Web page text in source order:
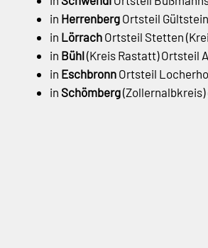
in Herrenberg Ortsteil
in Lörrach Ortsteil Stetten
in Bühl(Kreis Rastatt) Ortsteil
in Eschbronn Ortsteil
in Schömberg